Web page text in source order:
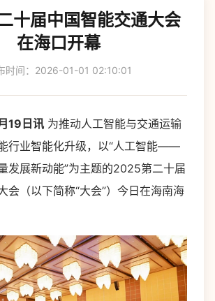
十届中国智能交通大会
在海口开幕
时间：2026-01-01 02:10:01
19日讯 为推动人工智能与交通运输
行业智能化升级，以“人工智能——
发展新动能”为主题的2025第二十届
会（以下简称“大会”）今日在海南海